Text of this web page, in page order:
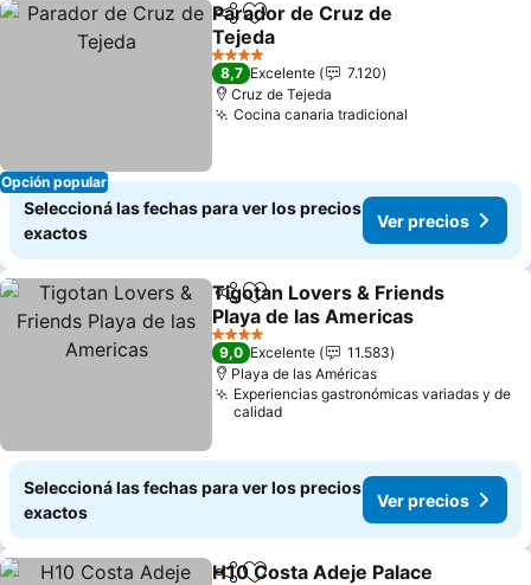
Opción popular
CompartirAñadir a favoritos
Parador de Cruz de
Tejeda
Ver precios
4 Estrellas
8,7 Excelente
7.120
Cruz de Tejeda
Cocina canaria tradicional
Seleccioná las fechas para ver los precios
exactos
Ver precios
Compartir
Añadir a favoritos
Tigotan Lovers & Friends
Playa de las Americas
Ver precios
4 Estrellas
9,0 Excelente
11.583
Playa de las Américas
Experiencias gastronómicas variadas y de
calidad
Seleccioná las fechas para ver los precios
exactos
Ver precios
H10 Costa Adeje Palace